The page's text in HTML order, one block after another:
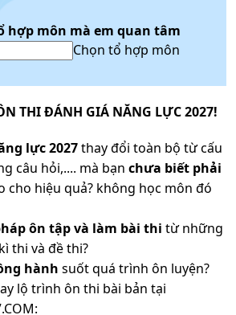
hợp môn mà em quan tâm
Chọn tổ hợp môn
THI ĐÁNH GIÁ NĂNG LỰC 2027!
lực 2027thay đổi toàn bộ từ cấu
câu hỏi,.... mà bạn chưa biết phải
cho hiệu quả? không học môn đó
ôn tập và làm bài thi từ những
thi và đề thi?
hành suốt quá trình ôn luyện?
lộ trình ôn thi bài bản tại